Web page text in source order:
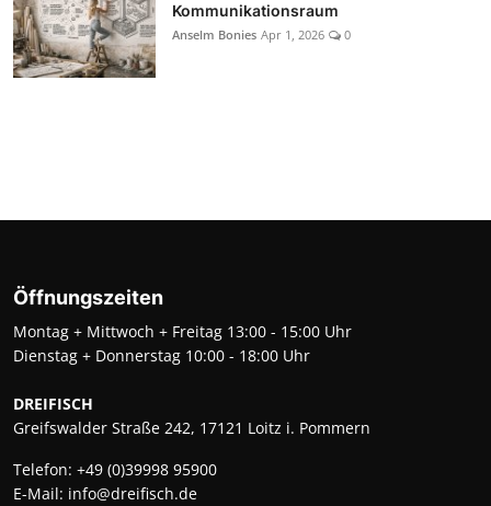
Kommunikationsraum
Anselm Bonies Apr 1, 2026 0
Öffnungszeiten
Montag + Mittwoch + Freitag 13:00 - 15:00 Uhr
Dienstag + Donnerstag 10:00 - 18:00 Uhr
DREIFISCH
Greifswalder Straße 242, 17121 Loitz i. Pommern
Telefon: +49 (0)39998 95900
E-Mail: info@dreifisch.de